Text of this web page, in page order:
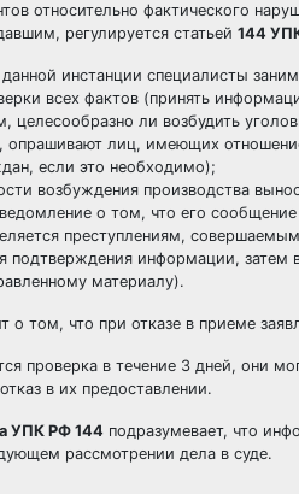
относительно фактического
регулируется статьей 144
инстанции специалисты
всех фактов (принять
целесообразно ли возбудить
опрашивают лиц, имеющих
если это необходимо);
возбуждения производства
о том, что его сообщение
преступлениям,
подтверждения информации, затем
материалу).
о том, что при отказе в приеме
проверка в течение 3 дней, они
в их предоставлении.
УПК РФ 144 подразумевает, что
рассмотрении дела в суде.